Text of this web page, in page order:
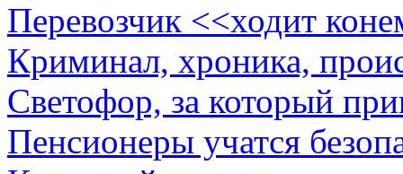
Перевозчик <<ходит
Криминал, хроника,
Светофор, за который
Пенсионеры учатся